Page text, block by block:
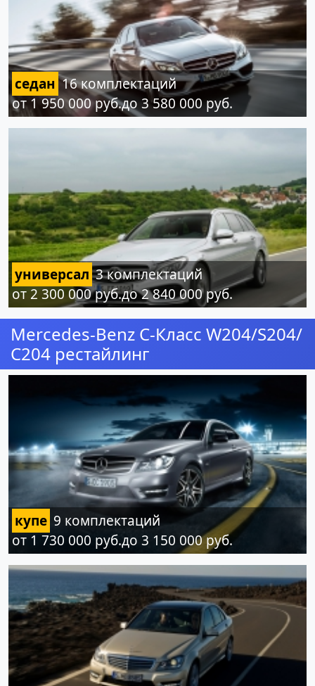
седан16 комплектаций
от 1 950 000 руб.до 3 580 000 руб.
универсал3 комплектаций
от 2 300 000 руб.до 2 840 000 руб.
Mercedes-Benz C-Класс W204/S204/
С204 рестайлинг
купе 9 комплектаций
от 1 730 000 руб.до 3 150 000 руб.